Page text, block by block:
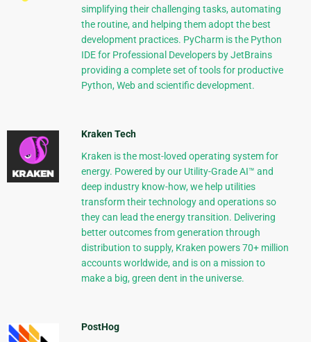
simplifying their challenging tasks, automating
the routine, and helping them adopt the best
development practices. PyCharm is the Python
IDE for Professional Developers by JetBrains
providing a complete set of tools for productive
Python, Web and scientific development.
Kraken Tech
Kraken is the most-loved operating system for
energy. Powered by our Utility-Grade AI™ and
deep industry know-how, we help utilities
transform their technology and operations so
they can lead the energy transition. Delivering
better outcomes from generation through
distribution to supply, Kraken powers 70+ million
accounts worldwide, and is on a mission to
make a big, green dent in the universe.
PostHog